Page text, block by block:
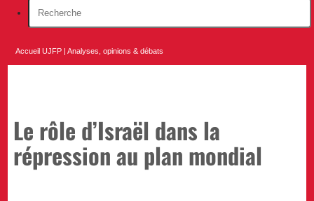
Accueil UJFP |Analyses, opinions & débats
Le rôle d’Israël dans la
répression au plan mondial